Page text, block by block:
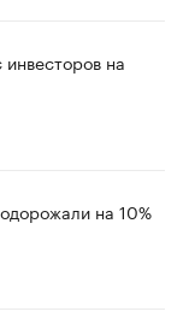
на
на 10%